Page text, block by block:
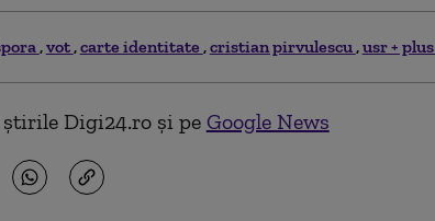
vot carte identitate cristian pirvulescu usr + plus
Digi24.ro și pe Google News